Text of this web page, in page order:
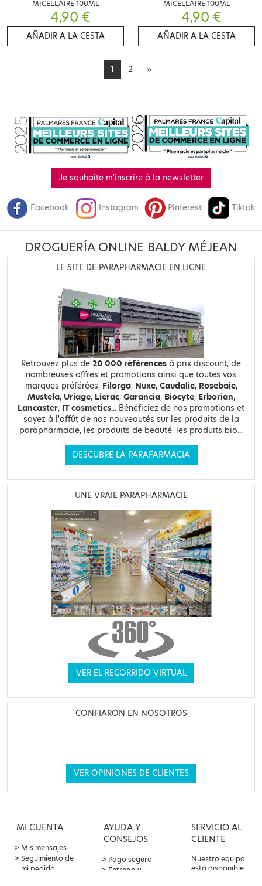
MICELLAIRE 100ML
4,90 €
AÑADIR A LA CESTA
MICELLAIRE 100ML
4,90 €
AÑADIR A LA CESTA
1 2 »
Je souhaite m'inscrire à la newsletter
Facebook Instagram Pinterest Tiktok
DROGUERÍA ONLINE BALDY MÉJEAN
LE SITE DE PARAPHARMACIE EN LIGNE
Retrouvez plus de 20 000 références à prix discount, de
nombreuses offres et promotions ainsi que toutes vos
marques préférées, Filorga, Nuxe, Caudalie, Rosebaie,
Mustela, Uriage, Lierac, Garancia, Biocyte, Erborian,
Lancaster, IT cosmetics... Bénéficiez de nos promotions et
soyez à l'affût de nos nouveautés sur les produits de la
parapharmacie, les produits de beauté, les produits bio...
DESCUBRE LA PARAFARMACIA
UNE VRAIE PARAPHARMACIE
VER EL RECORRIDO VIRTUAL
CONFIARON EN NOSOTROS
VER OPINIONES DE CLIENTES
MI CUENTA
Mis mensajes
Seguimiento de
mi pedido
AYUDA Y
CONSEJOS
Pago seguro
Entrega y
SERVICIO AL
CLIENTE
Nuestro equipo
está disponible